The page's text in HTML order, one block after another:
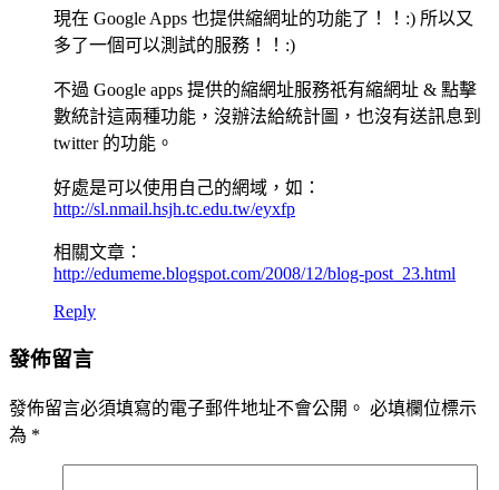
現在 Google Apps 也提供縮網址的功能了！！:) 所以又
多了一個可以測試的服務！！:)
不過 Google apps 提供的縮網址服務祇有縮網址 & 點擊
數統計這兩種功能，沒辦法給統計圖，也沒有送訊息到
twitter 的功能。
好處是可以使用自己的網域，如：
http://sl.nmail.hsjh.tc.edu.tw/eyxfp
相關文章：
http://edumeme.blogspot.com/2008/12/blog-post_23.html
Reply
發佈留言
發佈留言必須填寫的電子郵件地址不會公開。 必填欄位標示
為 *